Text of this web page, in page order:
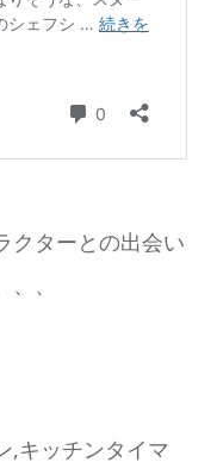
クターとの出会い
、
,キッチンタイマ